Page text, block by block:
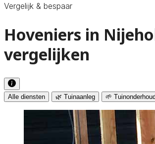
Vergelijk & bespaar
Hoveniers in
vergelijken
Alle diensten 🌿 Tuinaanleg 🌱